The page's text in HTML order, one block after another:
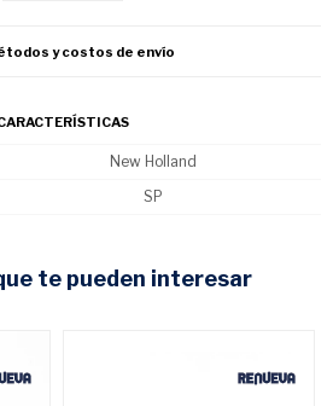
y costos de envío
New Holland
SP
te pueden interesar